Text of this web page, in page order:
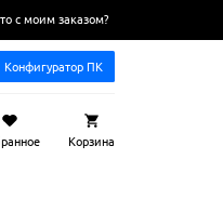
с моим заказом?
Конфигуратор ПК
Корзина